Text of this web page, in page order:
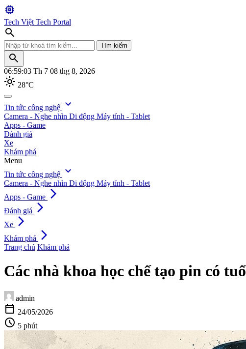
memory
Tech Việt Tech Portal
search
Tìm kiếm
search
06:59:05 Th 7 08 thg 8, 2026
light_mode 28°C
search
Tìm kiếm
Tin tức công nghệ expand_more
Camera - Nghe nhìn Di động Máy tính - Tablet
Apps - Game
Đánh giá
Xe
Khám phá
Menu
Tin tức công nghệ expand_more
Camera - Nghe nhìn Di động Máy tính - Tablet
Apps - Game arrow_forward_ios
Đánh giá arrow_forward_ios
Xe arrow_forward_ios
Khám phá arrow_forward_ios
Trang chủ Khám phá
Các nhà khoa học chế tạo pin có
admin
calendar_today 24/05/2026
schedule 5 phút